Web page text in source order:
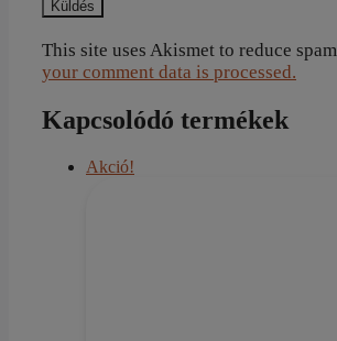
This site uses Akismet to reduce
your comment data is processed.
Kapcsolódó termékek
Akció!